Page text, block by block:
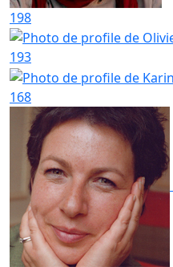
198
193
168